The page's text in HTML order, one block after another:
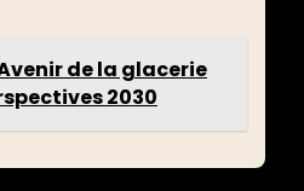
de la glacerie
2030